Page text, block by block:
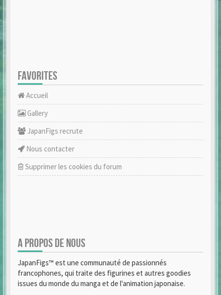
FAVORITES
Accueil
Gallery
JapanFigs recrute
Nous contacter
Supprimer les cookies du forum
A PROPOS DE NOUS
JapanFigs™ est une communauté de passionnés
francophones, qui traite des figurines et autres goodies
issues du monde du manga et de l'animation japonaise.